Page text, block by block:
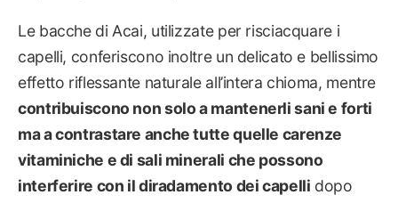
Le bacche di Acai, utilizzate per risciacquare i
capelli, conferiscono inoltre un delicato e bellissimo
effetto riflessante naturale all’intera chioma, mentre
contribuiscono non solo a mantenerli sani e forti
ma a contrastare anche tutte quelle carenze
vitaminiche e di sali minerali che possono
interferire con il diradamento dei capelli dopo